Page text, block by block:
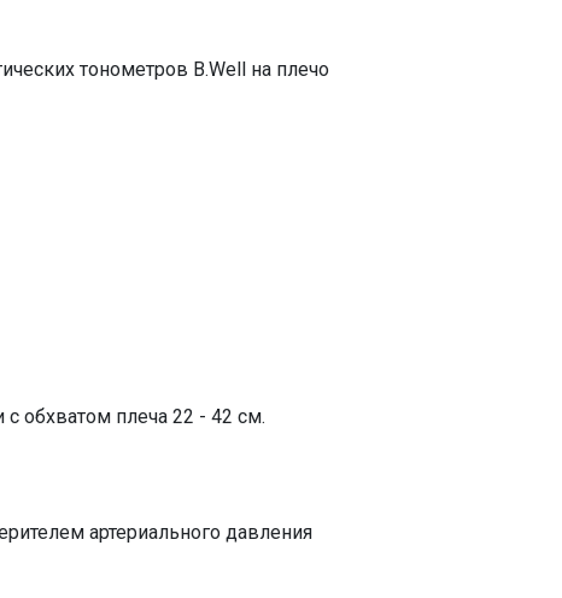
тонометров B.Well на плечо
с обхватом плеча 22 - 42 см.
артериального давления